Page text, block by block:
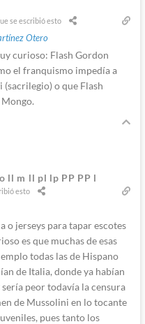
se escribió esto
Otero
curioso: Flash Gordon
el franquismo impedía a
(sacrilegio) o que Flash
ll m ll pl lp PP PP l
esto
o jerseys para tapar escotes
es que muchas de esas
todas las de Hispano
de Italia, donde ya habían
peor todavía la censura
de Mussolini en lo tocante
pues tanto los